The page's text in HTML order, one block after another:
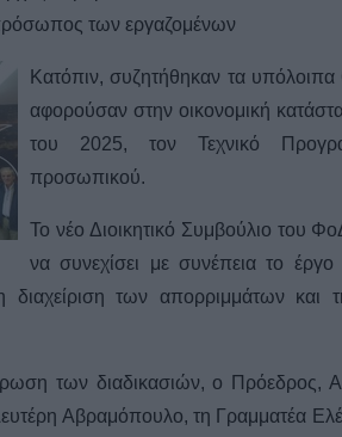
των εργαζομένων
Κατόπιν, συζητήθηκαν τα
αφορούσαν στην οικονομική
του 2025, τον Τεχνικό
προσωπικού.
Το νέο Διοικητικό Συμβούλιο του
να συνεχίσει με συνέπεια το
των απορριμμάτων και
των διαδικασιών, ο Πρόεδρος,
Αβραμόπουλο, τη Γραμματέα